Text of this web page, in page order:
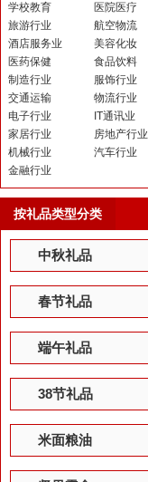
学校教育
医院医疗
旅游行业
航空物流
酒店服务业
美容化妆
医药保健
食品饮料
制造行业
服饰行业
交通运输
物流行业
电子行业
IT通讯业
家居行业
房地产行业
机械行业
汽车行业
金融行业
按礼品类型分类
中秋礼品
春节礼品
端午礼品
38节礼品
米面粮油